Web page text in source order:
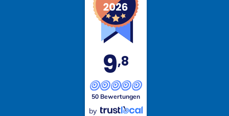
9,8
50 Bewertungen
by